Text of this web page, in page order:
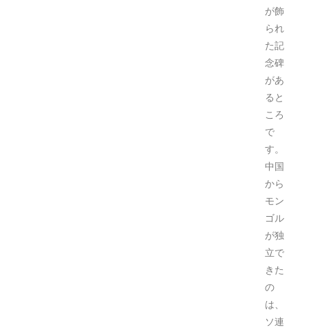
が飾
られ
た記
念碑
があ
ると
ころ
で
す。
中国
から
モン
ゴル
が独
立で
きた
の
は、
ソ連